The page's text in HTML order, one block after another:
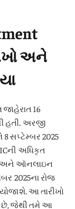
અને
જાહેરાત 16
હતી. અરજી
સપ્ટેમ્બર 2025
અધિકૃત
અને ઑનલાઇન
2025ના રોજ
આ તારીખો
છે, જેથી તમે આ